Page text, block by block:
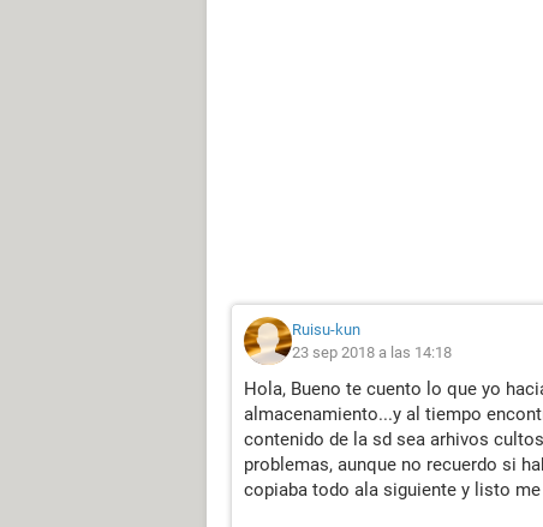
Ruisu-kun
23 sep 2018 a las 14:18
Hola, Bueno te cuento lo que yo
almacenamiento...y al tiempo
contenido de la sd sea arhivos
problemas, aunque no recuerdo si
copiaba todo ala siguiente y listo